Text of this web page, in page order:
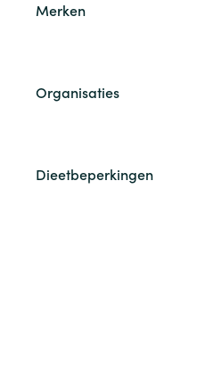
Merken
Organisaties
Dieetbeperkingen